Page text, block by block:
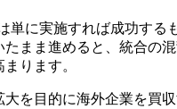
単に実施すれば成功する
たまま進めると、統合の
ります。
大を目的に海外企業を買